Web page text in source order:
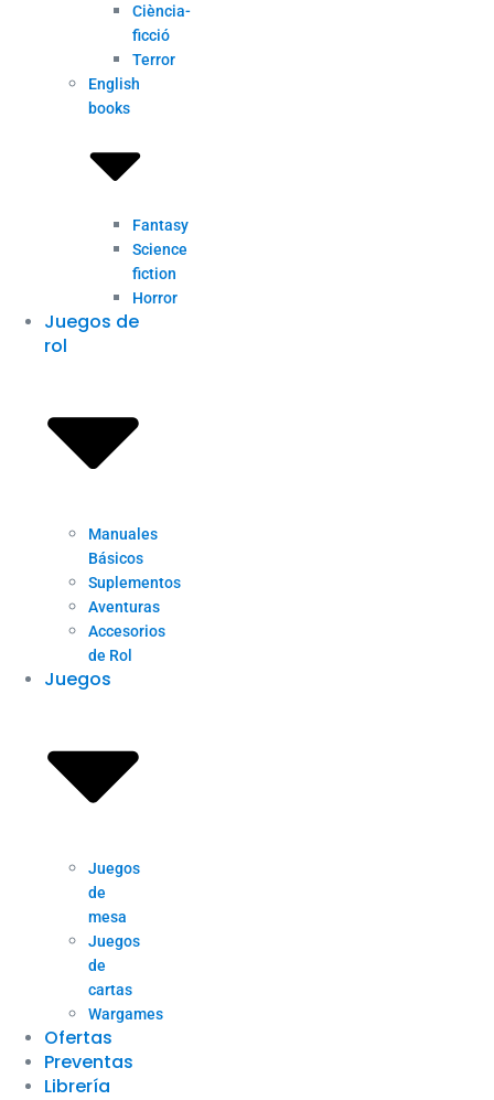
Ciència-
ficció
Terror
English
books
Fantasy
Science
fiction
Horror
Juegos de
rol
Manuales
Básicos
Suplementos
Aventuras
Accesorios
de Rol
Juegos
Juegos
de
mesa
Juegos
de
cartas
Wargames
Ofertas
Preventas
Librería